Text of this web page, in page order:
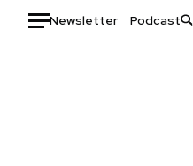
Newsletter Podcast